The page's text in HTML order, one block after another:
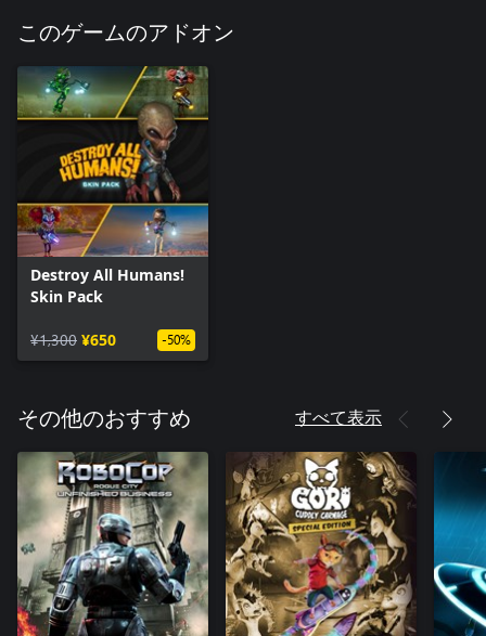
このゲームのアドオン
Destroy All Humans!
Skin Pack
¥1,300 ¥650 -50%
その他のおすすめ すべて表示